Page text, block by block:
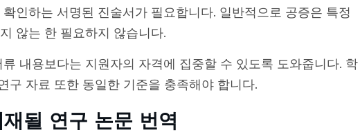
인하는 서명된 진술서가 필요합니다. 일반적으로 공증은 특정
않는 한 필요하지 않습니다.
내용보다는 지원자의 자격에 집중할 수 있도록 도와줍니다. 학
구 자료 또한 동일한 기준을 충족해야 합니다.
될 연구 논문 번역